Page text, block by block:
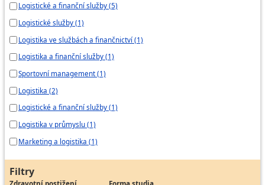
Obsluha poštovního provozu
Odborný pracovník obsluhy pošty
Operátor poštovních informačních služeb
Pokladník pošty
Pracovník poštovní přepážky univerzální
Pracovník poštovní přepravy
Pracovník poštovní přepravy pro mezinárodní
poštovní provoz
Pracovník vnitřní poštovní služby III
Reklamant v poštovním provozu
Logistické a finanční služby (5)
Logistické služby (1)
Logistika ve službách a finančnictví (1)
Logistika a finanční služby (1)
Sportovní management (1)
Logistika (2)
Logistické a finanční služby (1)
Logistika v průmyslu (1)
Marketing a logistika (1)
Filtry
Zdravotní postižení Forma studia